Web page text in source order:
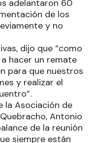
adelantaron 60
de los
y no
dijo que “como
hacer un remate
para que nuestros
y realizar el
la Asociación de
Antonio
de la reunión
siempre están